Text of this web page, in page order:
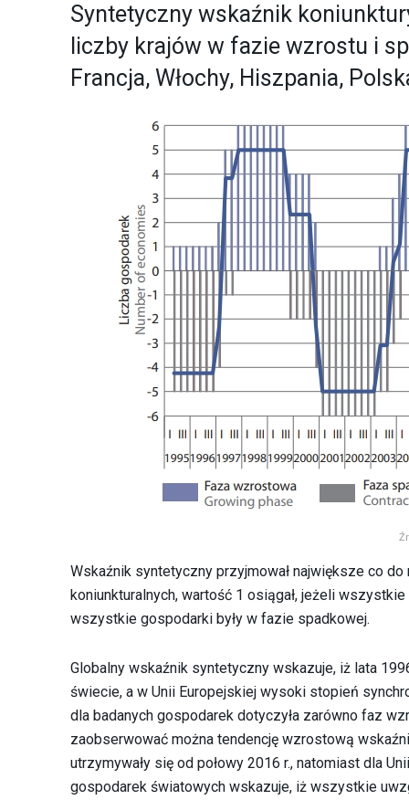
Syntetyczny wskaźnik
liczby krajów w fazie wzrostu i
Francja, Włochy, Hiszpania,
Wskaźnik syntetyczny przyjmował największe co
koniunkturalnych, wartość 1 osiągał, jeżeli
wszystkie gospodarki były w fazie spadkowej.
Globalny wskaźnik syntetyczny wskazuje, iż lata
świecie, a w Unii Europejskiej wysoki stopień
dla badanych gospodarek dotyczyła zarówno faz
zaobserwować można tendencję wzrostową
utrzymywały się od połowy 2016 r., natomiast dla
gospodarek światowych wskazuje, iż wszystkie